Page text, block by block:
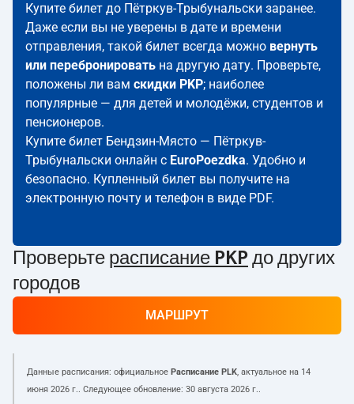
Купите билет до Пётркув-Трыбунальски заранее.
Даже если вы не уверены в дате и времени
отправления, такой билет всегда можно вернуть
или перебронировать на другую дату. Проверьте,
положены ли вам скидки PKP; наиболее
популярные — для детей и молодёжи, студентов и
пенсионеров.
Купите билет Бендзин-Място — Пётркув-
Трыбунальски онлайн с EuroPoezdka. Удобно и
безопасно. Купленный билет вы получите на
электронную почту и телефон в виде PDF.
Проверьте расписание PKP до других
городов
МАРШРУТ
Данные расписания: официальное Расписание PLK, актуальное на 14
июня 2026 г.. Следующее обновление: 30 августа 2026 г..